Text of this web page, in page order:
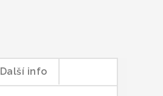
Další info